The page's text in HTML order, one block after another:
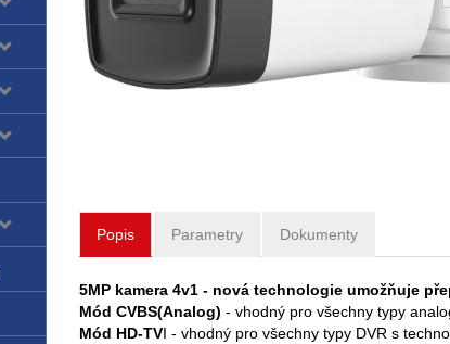
Popis Parametry Dokumenty
5MP kamera 4v1 - nová technologie umožňuje
Mód CVBS(Analog) - vhodný pro všechny typy
Mód HD-TVI - vhodný pro všechny typy DVR s